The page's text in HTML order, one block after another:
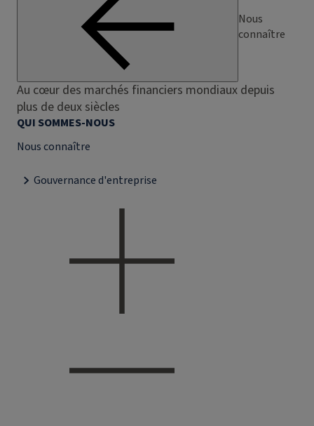
Nous
connaître
Au cœur des marchés financiers mondiaux depuis
plus de deux siècles
QUI SOMMES-NOUS
Nous connaître
Gouvernance d'entreprise